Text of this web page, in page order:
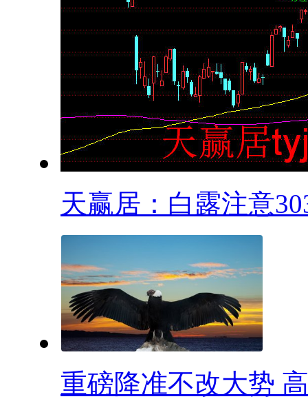
天赢居：白露注意
重磅降准不改大势